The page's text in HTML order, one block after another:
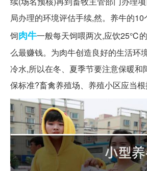
局办理的环境评估手续,然。养牛的
饲肉牛一般每天饲喂两次,应饮25℃
么最赚钱。为肉牛创造良好的生活环
冷水,所以在冬、夏季节要注意保暖和
保标准?畜禽养殖场、养殖小区应当